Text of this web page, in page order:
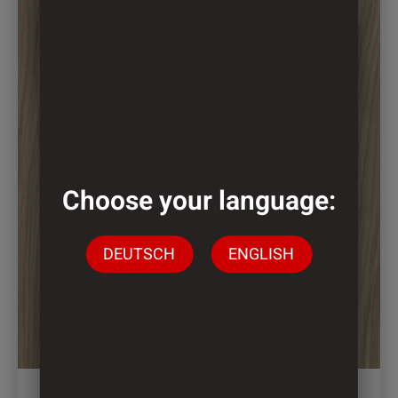
Choose your language:
DEUTSCH ENGLISH